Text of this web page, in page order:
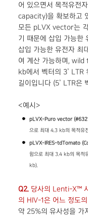
어 있으면서 목적유전
capacity)을 확보하고
모든 pLVX vector는
기 때문에 삽입 가능한
삽입 가능한 유전자
여 계산 가능하며,
kb에서 벡터의 3’ LTR
길이입니다 (5’ LTR은
<예시>
pLVX-Puro vector
으로 최대 4.3 kb의 목적유
pLVX-IRES-tdTomato
함으로 최대 3.4 kb의 목적
kb).
Q2.당사의 Lenti-X™
의 HIV-1은 어느 정도
약 25%의 유사성을